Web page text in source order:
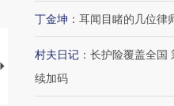
【推广】走进第四届链博
会，让数智科技“链”接产
有意思的
丁金坤 ： 耳闻目睹的几位律
村夫日记 ： 长护险覆盖全国
续加码